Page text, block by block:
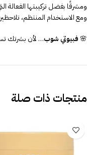
ومشرقًا بفضل تركيبتها الفعالة
ومع الاستخدام المنتظم،
🌸فبيوتي شوب… لأن بشرتك
منتجات ذات صلة